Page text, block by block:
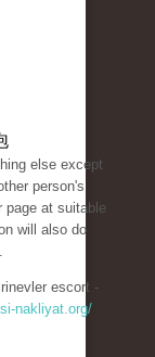
else except
person's
page at suitable
will also do
escort -
nakliyat.org/